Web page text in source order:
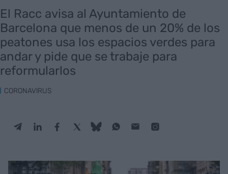
El Racc avisa al Ayuntamiento de
Barcelona que menos de un 20% de los
peatones usa los espacios verdes para
andar y pide que se trabaje para
reformularlos
CORONAVIRUS